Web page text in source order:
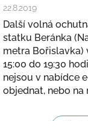
22.8.2019
Další volná
statku Beránka
metra Bořislavka)
15:00 do 19:30
nejsou v nabídce
objednat, nebo